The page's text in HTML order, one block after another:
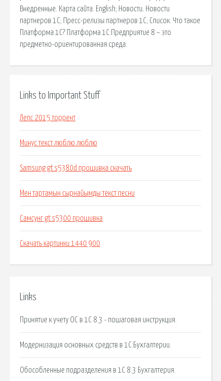
Внедренные. Карта сайта. English; Новости. Новости
партнеров 1С; Пресс-релизы партнеров 1С; Список. Что такое
Платформа 1С? Платформа 1С:Предприятие 8 – это
предметно-ориентированная среда.
Links to Important Stuff
Лепс 2015 торрент
Минус текст люблю люблю
Samsung gt s5380d прошивка скачать
Мен тартамын сырнайымды текст песни
Самсунг gt s5300 прошивка
Скачать картинки 1440 900
Links
Принятие к учету ОС в 1С 8.3 - пошаговая инструкция.
Модернизация основных средств в 1С:Бухгалтерии.
Обособленные подразделения в 1С 8.3 Бухгалтерия.